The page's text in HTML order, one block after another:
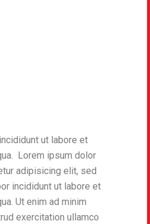
ut labore et
Lorem ipsum dolor
adipisicing elit, sed
incididunt ut labore et
Ut enim ad minim
exercitation ullamco